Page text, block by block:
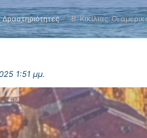
Δραστηριότητες Β. Κικίλιας: Οι
1:51 μμ.